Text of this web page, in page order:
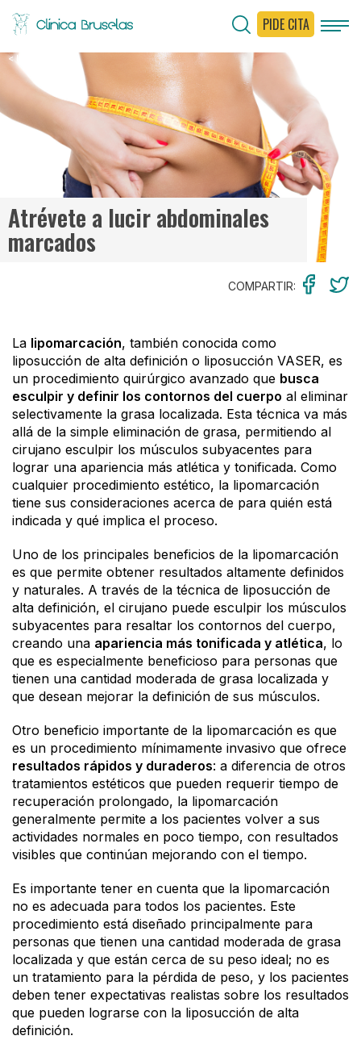
PIDE CITA
< Ir al Blog
Atrévete a lucir abdominales
marcados
COMPARTIR:
La lipomarcación, también conocida como
liposucción de alta definición o liposucción VASER, es
un procedimiento quirúrgico avanzado que busca
esculpir y definir los contornos del cuerpo al eliminar
selectivamente la grasa localizada. Esta técnica va más
allá de la simple eliminación de grasa, permitiendo al
cirujano esculpir los músculos subyacentes para
lograr una apariencia más atlética y tonificada. Como
cualquier procedimiento estético, la lipomarcación
tiene sus consideraciones acerca de para quién está
indicada y qué implica el proceso.
Uno de los principales beneficios de la lipomarcación
es que permite obtener resultados altamente definidos
y naturales. A través de la técnica de liposucción de
alta definición, el cirujano puede esculpir los músculos
subyacentes para resaltar los contornos del cuerpo,
creando una apariencia más tonificada y atlética, lo
que es especialmente beneficioso para personas que
tienen una cantidad moderada de grasa localizada y
que desean mejorar la definición de sus músculos.
Otro beneficio importante de la lipomarcación es que
es un procedimiento mínimamente invasivo que ofrece
resultados rápidos y duraderos: a diferencia de otros
tratamientos estéticos que pueden requerir tiempo de
recuperación prolongado, la lipomarcación
generalmente permite a los pacientes volver a sus
actividades normales en poco tiempo, con resultados
visibles que continúan mejorando con el tiempo.
Es importante tener en cuenta que la lipomarcación
no es adecuada para todos los pacientes. Este
procedimiento está diseñado principalmente para
personas que tienen una cantidad moderada de grasa
localizada y que están cerca de su peso ideal; no es
un tratamiento para la pérdida de peso, y los pacientes
deben tener expectativas realistas sobre los resultados
que pueden lograrse con la liposucción de alta
definición.